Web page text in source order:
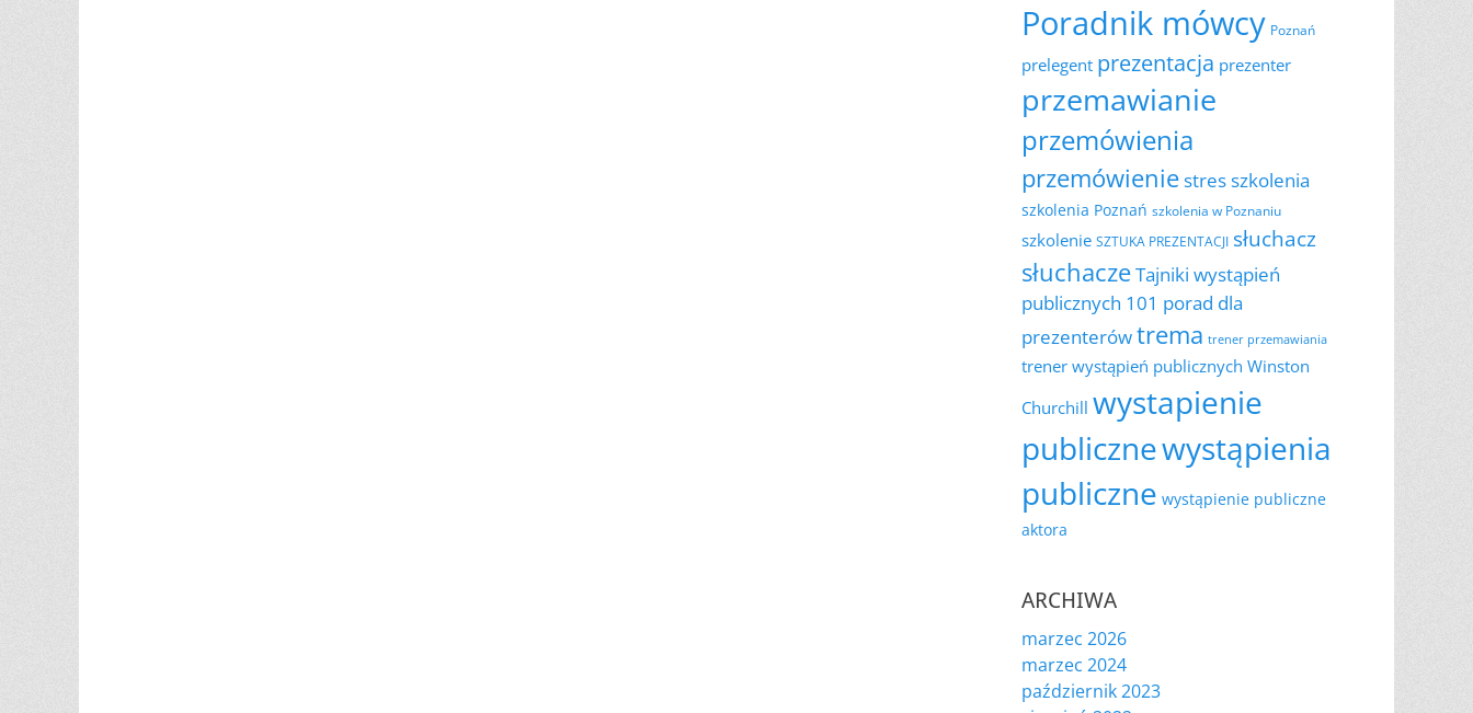
Poradnik mówcy Poznań
prelegent prezentacja prezenter
przemawianie
przemówienia
przemówieniestresszkolenia
szkolenia Poznań szkolenia w Poznaniu
szkolenie SZTUKA PREZENTACJI słuchacz
słuchaczeTajniki wystąpień
publicznych 101 porad dla
prezenterówtrema trener przemawiania
trener wystąpień publicznych Winston
Churchill wystapienie
publicznewystąpienia
publiczne wystąpienie publiczne
aktora
ARCHIWA
marzec 2026
marzec 2024
październik 2023